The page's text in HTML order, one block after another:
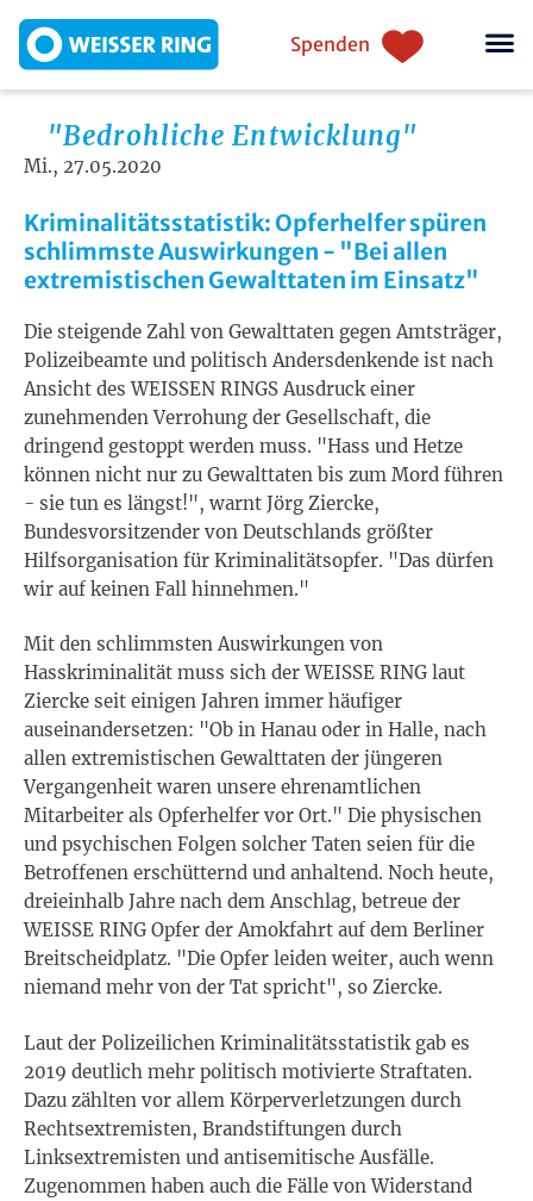
Spenden
"Bedrohliche Entwicklung"
Mi., 27.05.2020
Kriminalitätsstatistik: Opferhelfer spüren
schlimmste Auswirkungen - "Bei allen
extremistischen Gewalttaten im Einsatz"
Die steigende Zahl von Gewalttaten gegen Amtsträger,
Polizeibeamte und politisch Andersdenkende ist nach
Ansicht des WEISSEN RINGS Ausdruck einer
zunehmenden Verrohung der Gesellschaft, die
dringend gestoppt werden muss. "Hass und Hetze
können nicht nur zu Gewalttaten bis zum Mord führen
- sie tun es längst!", warnt Jörg Ziercke,
Bundesvorsitzender von Deutschlands größter
Hilfsorganisation für Kriminalitätsopfer. "Das dürfen
wir auf keinen Fall hinnehmen."
Mit den schlimmsten Auswirkungen von
Hasskriminalität muss sich der WEISSE RING laut
Ziercke seit einigen Jahren immer häufiger
auseinandersetzen: "Ob in Hanau oder in Halle, nach
allen extremistischen Gewalttaten der jüngeren
Vergangenheit waren unsere ehrenamtlichen
Mitarbeiter als Opferhelfer vor Ort." Die physischen
und psychischen Folgen solcher Taten seien für die
Betroffenen erschütternd und anhaltend. Noch heute,
dreieinhalb Jahre nach dem Anschlag, betreue der
WEISSE RING Opfer der Amokfahrt auf dem Berliner
Breitscheidplatz. "Die Opfer leiden weiter, auch wenn
niemand mehr von der Tat spricht", so Ziercke.
Laut der Polizeilichen Kriminalitätsstatistik gab es
2019 deutlich mehr politisch motivierte Straftaten.
Dazu zählten vor allem Körperverletzungen durch
Rechtsextremisten, Brandstiftungen durch
Linksextremisten und antisemitische Ausfälle.
Zugenommen haben auch die Fälle von Widerstand